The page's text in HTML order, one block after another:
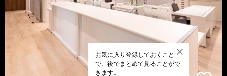
お気に入り登録しておくこと
で、後でまとめて見ることがで
きます。